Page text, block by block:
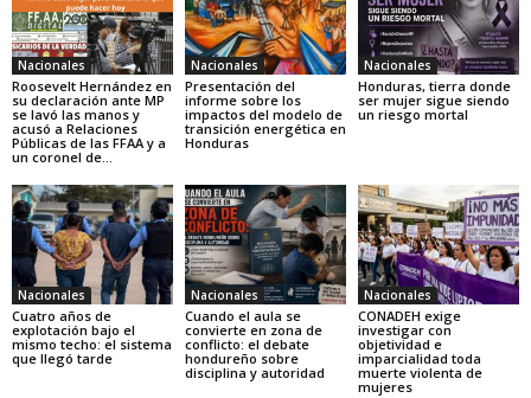
Nacionales
Roosevelt Hernández en
su declaración ante MP
se lavó las manos y
acusó a Relaciones
Públicas de las FFAA y a
un coronel de...
Nacionales
Presentación del
informe sobre los
impactos del modelo de
transición energética en
Honduras
Nacionales
Honduras, tierra donde
ser mujer sigue siendo
un riesgo mortal
Nacionales
Cuatro años de
explotación bajo el
mismo techo: el sistema
que llegó tarde
Nacionales
Cuando el aula se
convierte en zona de
conflicto: el debate
hondureño sobre
disciplina y autoridad
Nacionales
CONADEH exige
investigar con
objetividad e
imparcialidad toda
muerte violenta de
mujeres